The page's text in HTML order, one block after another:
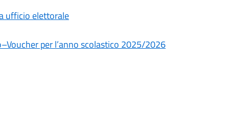
ufficio elettorale
per l’anno scolastico 2025/2026